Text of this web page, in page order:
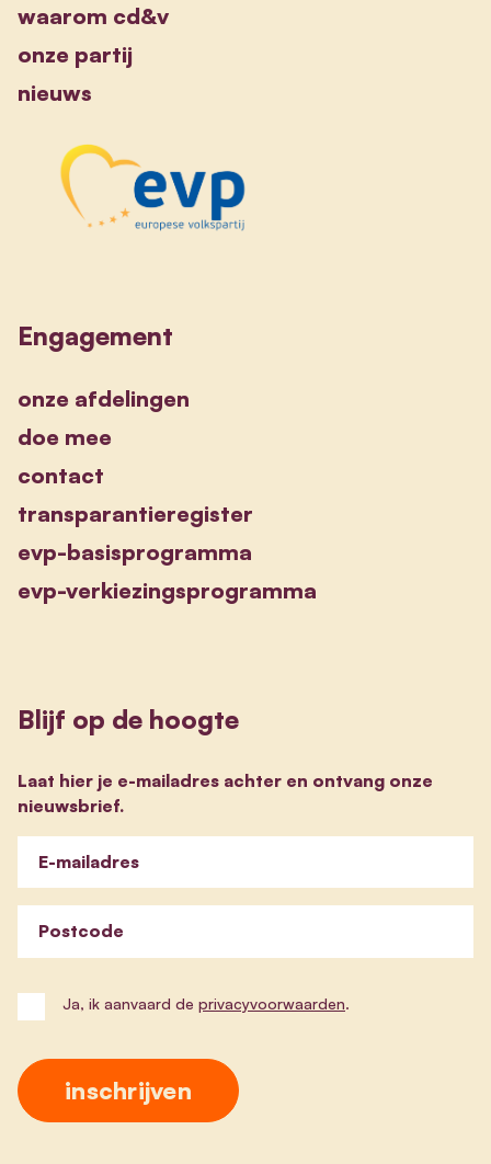
waarom cd&v
onze partij
nieuws
Engagement
onze afdelingen
doe mee
contact
transparantieregister
evp-basisprogramma
evp-verkiezingsprogramma
Blijf op de hoogte
Laat hier je e-mailadres achter en ontvang onze
nieuwsbrief.
E-mailadres
Postcode
Ja, ik aanvaard de privacyvoorwaarden.